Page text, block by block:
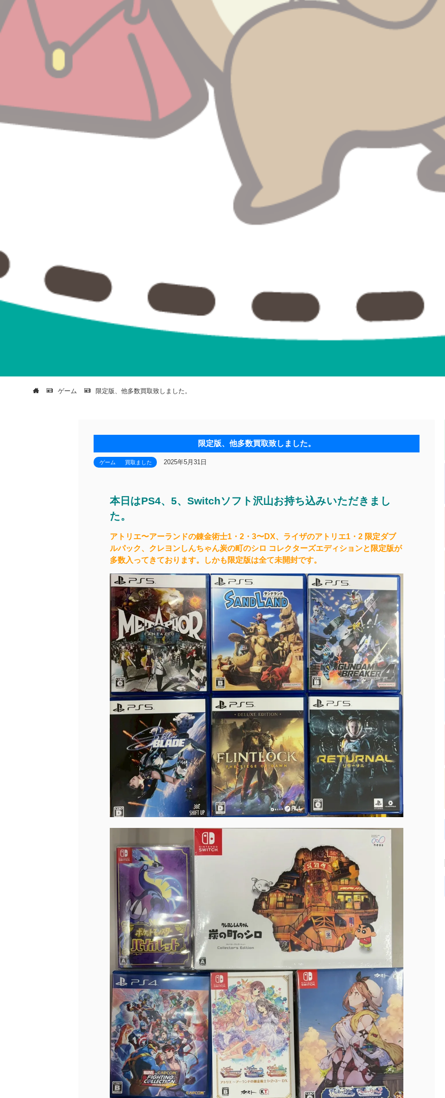
ゲーム 限定版、他多数買取致しました。
限定版、他多数買取致しました。
ゲーム 買取ました 2025年5月31日
本日はPS4、5、Switchソフト沢山お持ち込みいただきまし
た。
アトリエ〜アーランドの錬金術士1・2・3〜DX、ライザのアトリエ1・2 限定ダブ
ルパック、クレヨンしんちゃん炭の町のシロ コレクターズエディションと限定版が
多数入ってきております。しかも限定版は全て未開封です。